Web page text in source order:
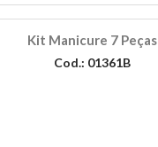
Kit Manicure 7 Peças
Cod.: 01361B